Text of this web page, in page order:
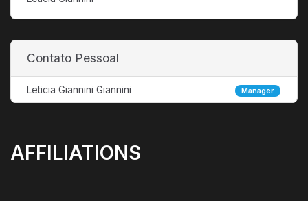
Contato Pessoal
Leticia Giannini Giannini Manager
AFFILIATIONS